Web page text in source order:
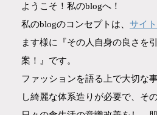
ようこそ！私のblogへ！
私のblogのコンセプトは、 サイ
ます様に『その人自身の良さを
案！』です。
ファッションを語る上で大切な
し綺麗な体系造りが必要で、そ